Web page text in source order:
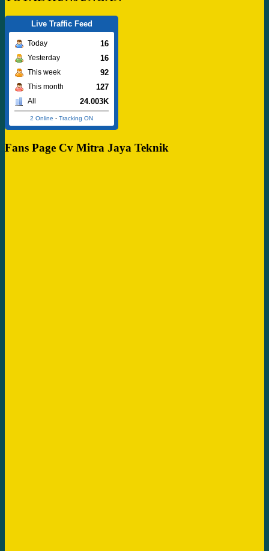
Live Traffic Feed
Today 16
Yesterday 16
This week 92
This month 127
All 24.003K
2 Online - Tracking ON
Fans Page Cv Mitra Jaya Teknik